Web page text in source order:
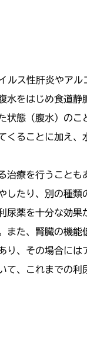
ス性肝炎やア
をはじめ食道
態（腹水）の
ることに加え
療を行うこと
たり、別の種
薬を十分な効
た、腎臓の機
、その場合に
、これまでの